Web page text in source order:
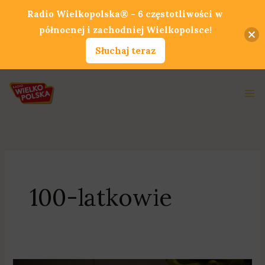
100-latkowie
Radio Wielkopolska® - 6 częstotliwości w
północnej i zachodniej Wielkopolsce!
Słuchaj teraz